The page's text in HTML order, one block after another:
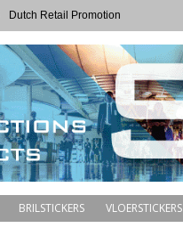
Dutch Retail Promotion
BRILSTICKERS VLOERSTICKERS